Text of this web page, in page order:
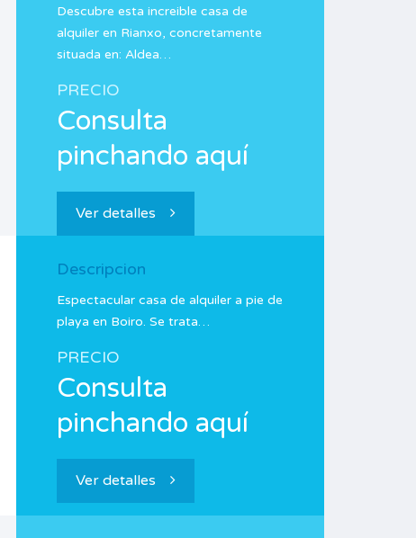
Descubre esta increible casa de
alquiler en Rianxo, concretamente
situada en: Aldea…
PRECIO
Consulta
pinchando aquí
Ver detalles
Descripcion
Espectacular casa de alquiler a pie de
playa en Boiro. Se trata…
PRECIO
Consulta
pinchando aquí
Ver detalles